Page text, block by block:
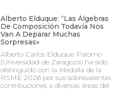
Alberto Elduque: “Las Álgebras
De Composición Todavía Nos
Van A Deparar Muchas
Sorpresas»
Alberto Carlos Elduque Palomo
(Universidad de Zaragoza) ha sido
distinguido con la Medalla de la
RSME 2026 por sus sobresalientes
contribuciones a diversas áreas del